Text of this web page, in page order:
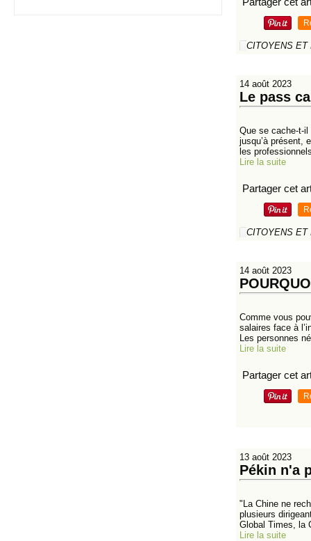
CITOYENS ET
14 août 2023
Le pass
Que se cache-t-il
jusqu’à présent,
les
Lire la suite
Partager cet
CITOYENS ET
14 août 2023
Comme vous
salaires face à
Les personnes
Lire la suite
Partager cet
13 août 2023
Pékin n'a
"La Chine ne
plusieurs
Global Times, la
Lire la suite